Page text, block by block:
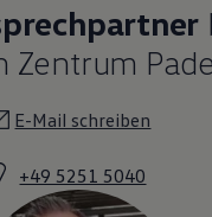
Zentrum
E-Mail schreiben
+49 5251 5040